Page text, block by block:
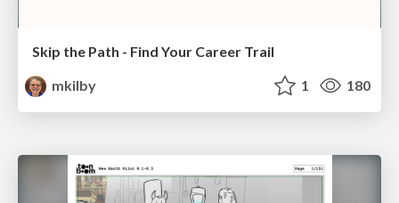
Skip the Path - Find Your Career Trail
mkilby
1 180